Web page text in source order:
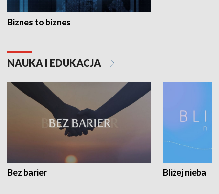
Biznes to biznes
NAUKA I EDUKACJA
Bez barier Bliżej nieba